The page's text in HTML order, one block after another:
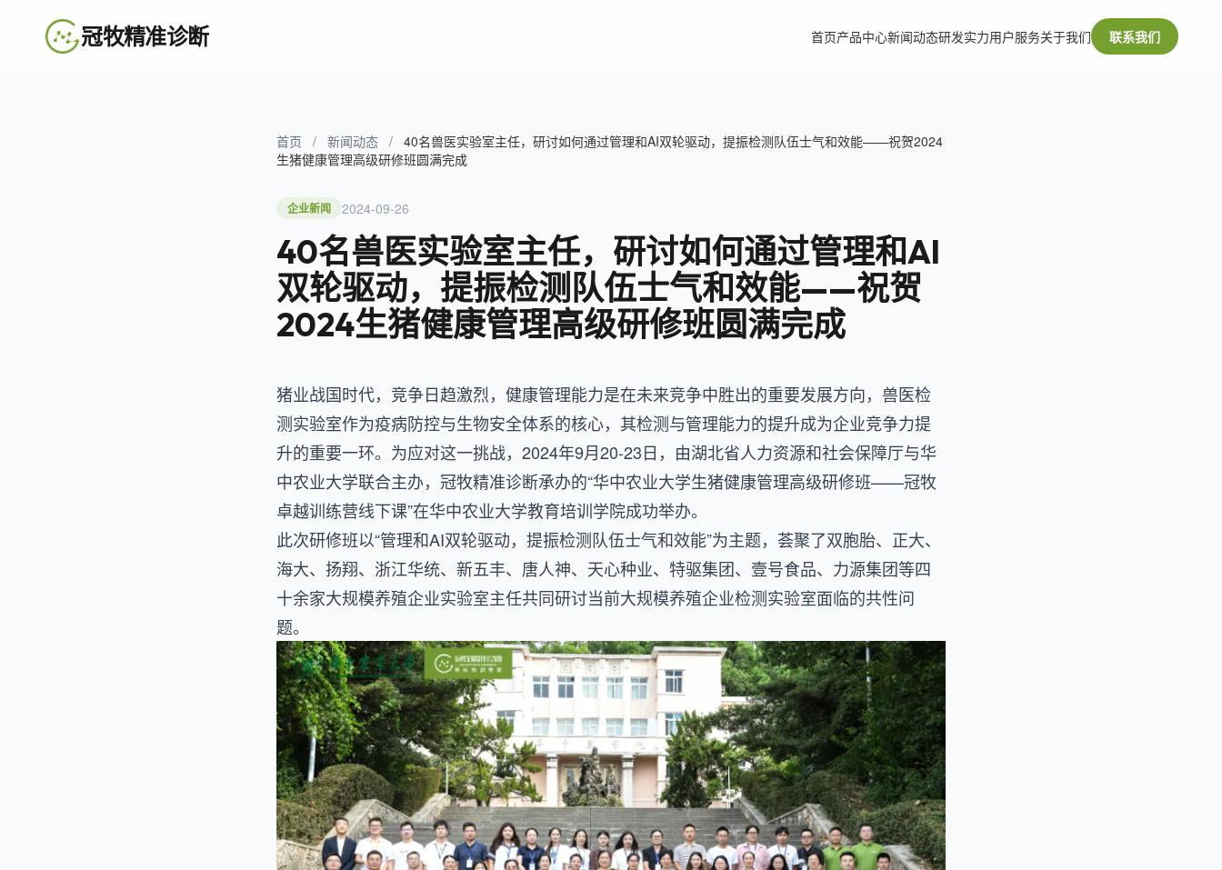
冠牧精准诊断 首页产品中心新闻动态研发实力用户服务关于我们 联系我们
首页 / 新闻动态 / 40名兽医实验室主任，研讨如何通过管理和AI双轮驱动，提振检测队伍士气和效能——祝贺2024
生猪健康管理高级研修班圆满完成
企业新闻 2024-09-26
40名兽医实验室主任，研讨如何通过管理和AI
双轮驱动，提振检测队伍士气和效能——祝贺
2024生猪健康管理高级研修班圆满完成
猪业战国时代，竞争日趋激烈，健康管理能力是在未来竞争中胜出的重要发展方向，兽医检
测实验室作为疫病防控与生物安全体系的核心，其检测与管理能力的提升成为企业竞争力提
升的重要一环。为应对这一挑战，2024年9月20-23日，由湖北省人力资源和社会保障厅与华
中农业大学联合主办，冠牧精准诊断承办的“华中农业大学生猪健康管理高级研修班——冠牧
卓越训练营线下课”在华中农业大学教育培训学院成功举办。
此次研修班以“管理和AI双轮驱动，提振检测队伍士气和效能”为主题，荟聚了双胞胎、正大、
海大、扬翔、浙江华统、新五丰、唐人神、天心种业、特驱集团、壹号食品、力源集团等四
十余家大规模养殖企业实验室主任共同研讨当前大规模养殖企业检测实验室面临的共性问
题。